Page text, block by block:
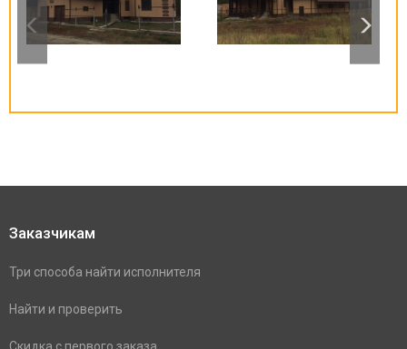
Заказчикам
Три способа найти исполнителя
Найти и проверить